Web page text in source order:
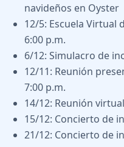
navideños en Oyster
12/5: Escuela Virtual
6:00 p.m.
6/12: Simulacro de
12/11: Reunión
7:00 p.m.
14/12: Reunión
15/12: Concierto de
21/12: Concierto de